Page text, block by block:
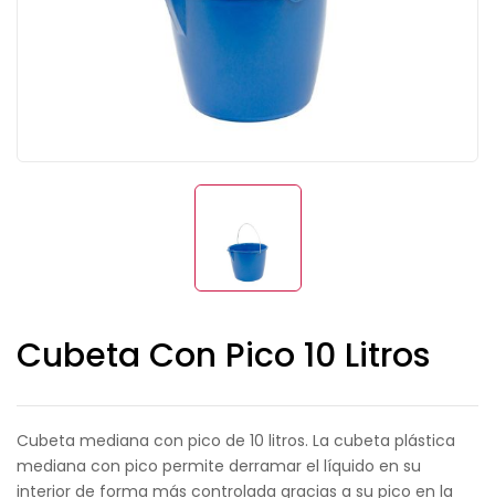
Cubeta Con Pico 10 Litros
Cubeta mediana con pico de 10 litros. La cubeta plástica
mediana con pico permite derramar el líquido en su
interior de forma más controlada gracias a su pico en la